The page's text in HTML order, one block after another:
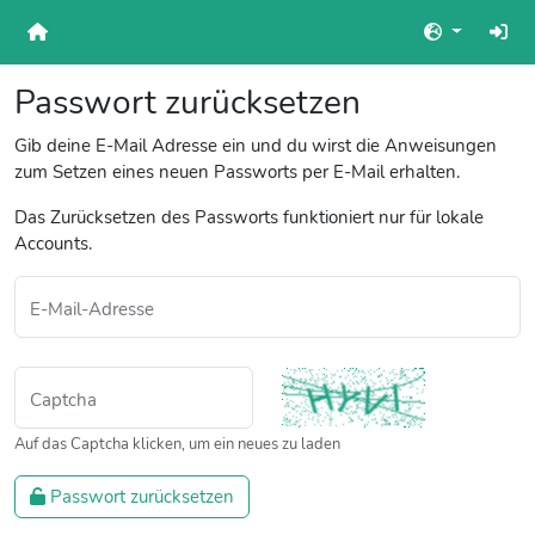
Passwort zurücksetzen
Gib deine E-Mail Adresse ein und du wirst die Anweisungen
zum Setzen eines neuen Passworts per E-Mail erhalten.
Das Zurücksetzen des Passworts funktioniert nur für lokale
Accounts.
E-Mail-Adresse
Captcha
Auf das Captcha klicken, um ein neues zu laden
Passwort zurücksetzen